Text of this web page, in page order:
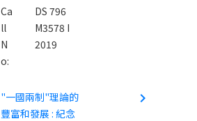
Ca
ll
N
o:
DS 796
M3578 I
2019
"一國兩制"理論的
豐富和發展 : 紀念
navigate_next